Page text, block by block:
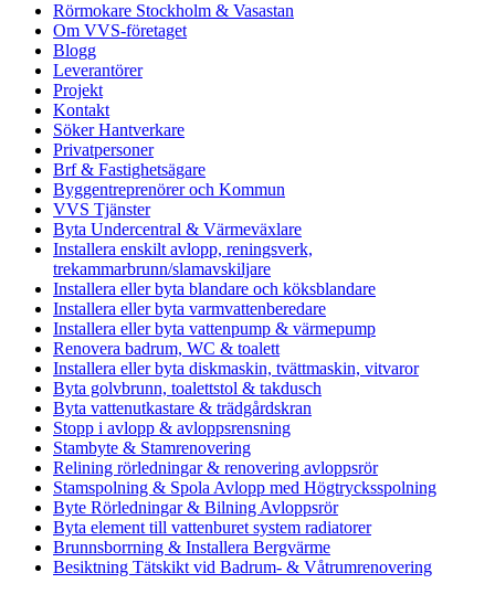
Rörmokare Stockholm & Vasastan
Om VVS-företaget
Blogg
Leverantörer
Projekt
Kontakt
Söker Hantverkare
Privatpersoner
Brf & Fastighetsägare
Byggentreprenörer och Kommun
VVS Tjänster
Byta Undercentral & Värmeväxlare
Installera enskilt avlopp, reningsverk,
trekammarbrunn/slamavskiljare
Installera eller byta blandare och köksblandare
Installera eller byta varmvattenberedare
Installera eller byta vattenpump & värmepump
Renovera badrum, WC & toalett
Installera eller byta diskmaskin, tvättmaskin, vitvaror
Byta golvbrunn, toalettstol & takdusch
Byta vattenutkastare & trädgårdskran
Stopp i avlopp & avloppsrensning
Stambyte & Stamrenovering
Relining rörledningar & renovering avloppsrör
Stamspolning & Spola Avlopp med Högtrycksspolning
Byte Rörledningar & Bilning Avloppsrör
Byta element till vattenburet system radiatorer
Brunnsborrning & Installera Bergvärme
Besiktning Tätskikt vid Badrum- & Våtrumrenovering